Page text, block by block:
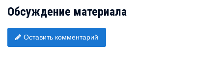
Обсуждение материала
Оставить комментарий